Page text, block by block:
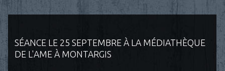
SÉANCE LE 25 SEPTEMBRE À LA MÉDIATHÈQUE
DE L'AME À MONTARGIS